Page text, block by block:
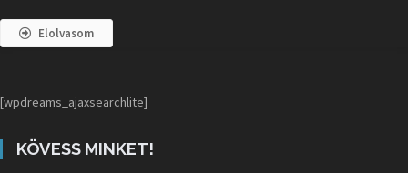
Elolvasom
[wpdreams_ajaxsearchlite]
KÖVESS MINKET!